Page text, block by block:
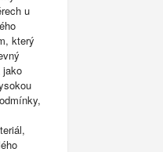
u
který
jako